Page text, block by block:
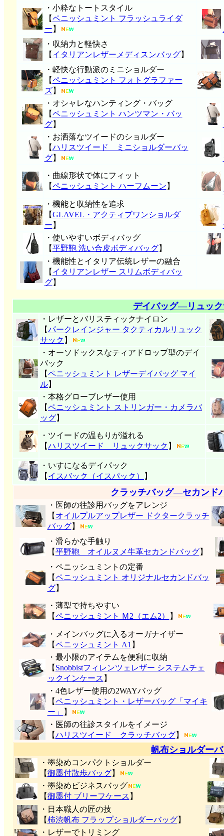
・小粋なトートスタイル
【ペニッシュミント フラッシュライダ
ー 】
・収納力と軽快さ
【 イタリアンレザーメディスンバッグ】
・軽快な行動派のミニショルダー
【ペニッシュミント フォトグラファー
ズ】
・オシャレなハンティング・バッグ
【ペニッシュミント ハンツマン・バッ
グ】
・お洒落なツイードのショルダー
【ハリスツイード ミニショルダーバッ
グ】
・曲線形状で体にフィット
【ペニッシュミント ハーフムーン 】
・機能と収納性を追求
【GLAVEL・アクティブワンショルダ
ー 】
・使いやすいボディバッグ
【平野鞄 洗い合皮ボディバッグ】
・機能性とイタリア伝統レザーの融合
【 イタリアンレザー スリムボディバッ
グ】
デイバッグ―リュッ
・レザーとバリスティックナイロン
【パークレインジャー タクティカルリュック
サック 】
・オーソドックスなティアドロップ型のデイ
バック
【ペニッシュミント レザーデイバッグ マイ
ル】
・本格グローブレザー使用
【ペニッシュミント ストリンガー・カメラバ
ッグ】
・ツイードの温もりが溢れる
【ハリスツイード リュックサック 】
・いすになるデイパック
【 イスバック（イスパック） 】
クラッチバッグ―セカンド
・医師の往診用バッグをアレンジ
【 オイルプルアップレザー ドクタークラッチ
バッグ】
・滑らかな手触り
【平野鞄 オイルヌメ牛革セカンドバッグ】
・ペニッシュミントの定番
【ペニッシュミント オリジナルセカンドバッ
グ】
・薄型で持ちやすい
【ペニッシュミント Ｍ2（エム2） 】
・メインバッグに入るオーガナイザー
【ペニッシュミント A1 】
・最小限のアイテムを便利に収納
【 Snobbistフィレンツェレザー システムチェ
ックインケース 】
・4色レザー使用の2WAYバッグ
【ペニッシュミント・レザーバッグ「マイキ
ー」
】
・医師の往診スタイルをイメージ
【ハリスツイード クラッチバッグ】
帆布ショルダー
・墨染めコンパクトショルダー
【御墨付散歩バッグ】
・墨染めビジネスバッグ
【御墨付 ブリーフケース 】
・日本職人の匠の技
【柿渋帆布 フラップショルダーバッグ】
・レザーでトリミング